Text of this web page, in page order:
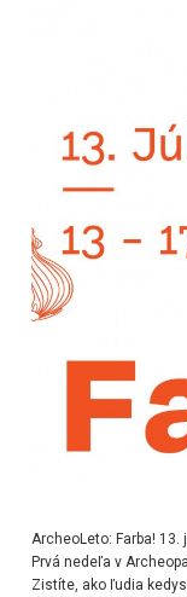
ArcheoLeto: Farba! 13.
Prvá nedeľa v
Zistíte, ako ľudia